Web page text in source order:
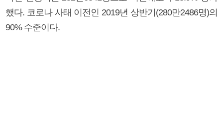
했다. 코로나 사태 이전인 2019년 상반기(280만2486명)의
90% 수준이다.